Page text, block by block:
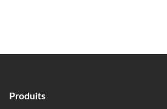
Produits